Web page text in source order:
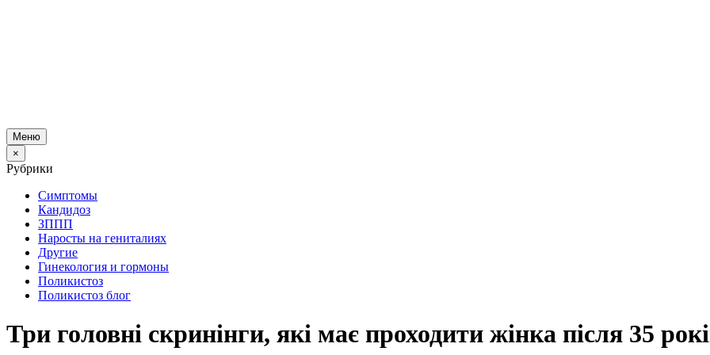
Меню
×
Рубрики
Симптомы
Кандидоз
ЗППП
Наросты на гениталиях
Другие
Гинекология и гормоны
Поликистоз
Поликистоз блог
Три головні скринінги, які має проходити жінка після 35